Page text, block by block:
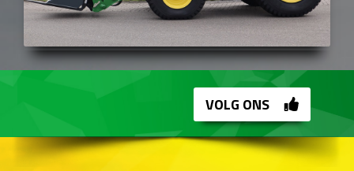
VOLG ONS